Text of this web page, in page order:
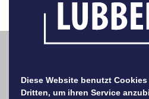
Diese Website benutzt
Dritten, um ihren Service